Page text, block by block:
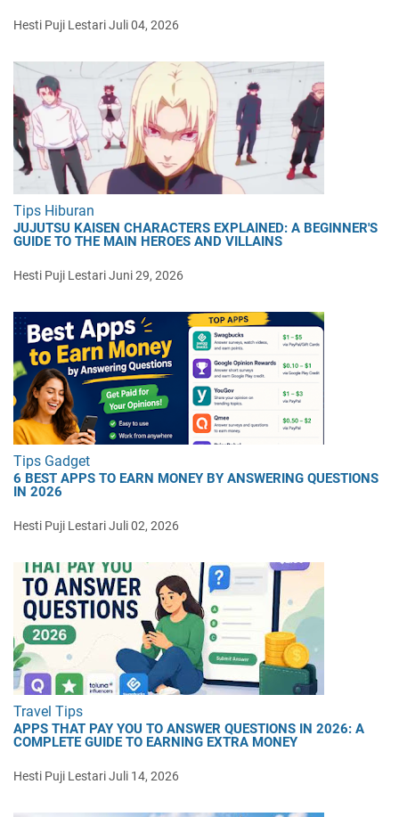
Hesti Puji LestariJuli 04, 2026
Tips Hiburan
JUJUTSU KAISEN CHARACTERS EXPLAINED: A BEGINNER'S
GUIDE TO THE MAIN HEROES AND VILLAINS
Hesti Puji LestariJuni 29, 2026
Tips Gadget
6 BEST APPS TO EARN MONEY BY ANSWERING QUESTIONS
IN 2026
Hesti Puji LestariJuli 02, 2026
Travel Tips
APPS THAT PAY YOU TO ANSWER QUESTIONS IN 2026: A
COMPLETE GUIDE TO EARNING EXTRA MONEY
Hesti Puji LestariJuli 14, 2026